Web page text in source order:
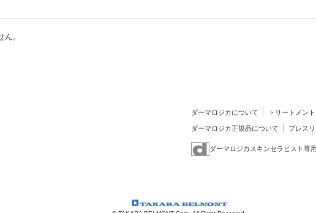
。
ダーマロジカについて トリートメント
ダーマロジカ正規品について プレス
ダーマロジカスキンセラピスト専